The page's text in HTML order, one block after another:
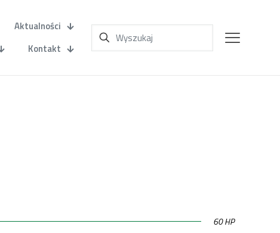
Aktualności
Kontakt
60 HP